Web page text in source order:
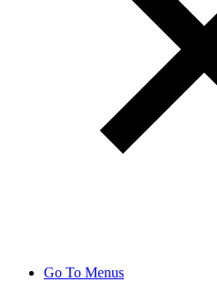
Go To Menus